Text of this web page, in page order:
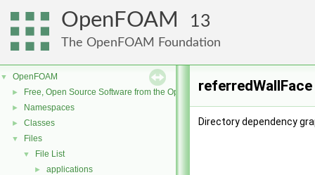
OpenFOAM 13
The OpenFOAM Foundation
▼ OpenFOAM
► Free, Open Source Software from the OpenFOAM Foundation
► Namespaces
► Classes
▼ Files
▼ File List
► applications
Directory dependency